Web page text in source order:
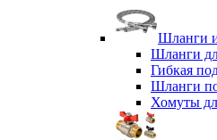
Шланги
Шланги
Гибкая
Шланги
Хомуты